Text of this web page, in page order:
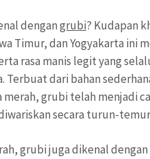
dengangrubi? Kudapan
Timur, dan Yogyakarta ini
rasa manis legit yang
Terbuat dari bahan
merah, grubi telah menjadi
secara turun-
grubi juga dikenal dengan